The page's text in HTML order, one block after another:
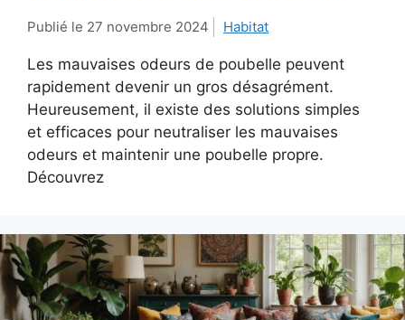
27 novembre 2024 Habitat
Les mauvaises odeurs de poubelle peuvent
rapidement devenir un gros désagrément.
Heureusement, il existe des solutions simples
et efficaces pour neutraliser les mauvaises
odeurs et maintenir une poubelle propre.
Découvrez